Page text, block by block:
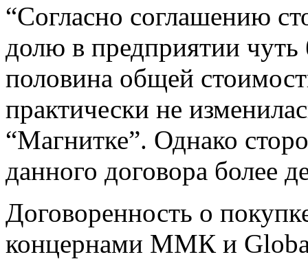
“Согласно соглашению
долю в предприятии чуть
половина общей
практически не
“Магнитке”. Однако
данного договора более
Договоренность о
концернами ММК и